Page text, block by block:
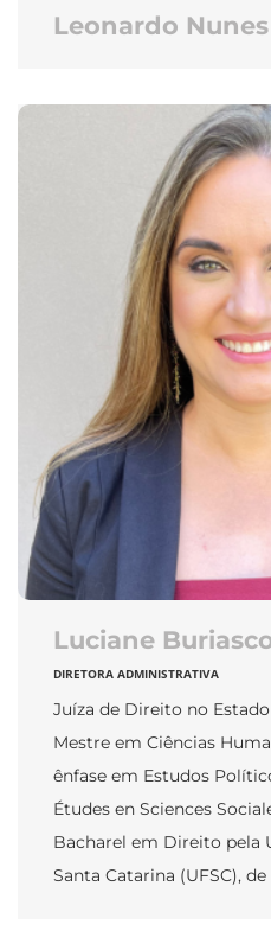
Leonardo
Luciane
DIRETORA ADMINISTRATIVA
Juíza de Direito no
Mestre em Ciências
ênfase em Estudos
Études en Sciences
Bacharel em Direito pela
Santa Catarina (UFSC),